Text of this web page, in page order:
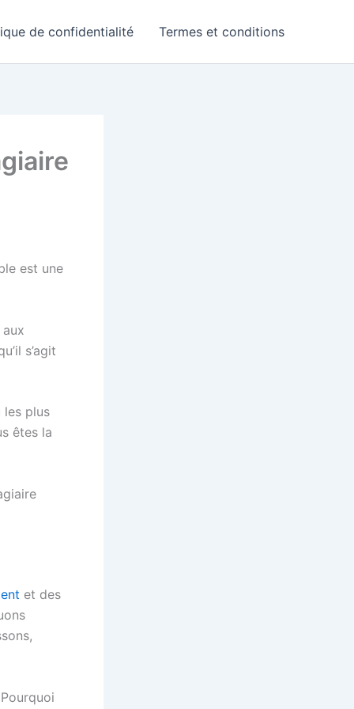
de confidentialité Termes et conditions
est une
s’agit
les plus
êtes la
et des